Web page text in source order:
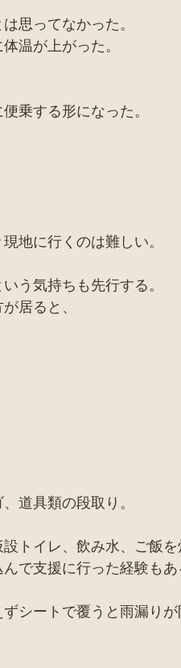
思ってなかった。
温が上がった。
乗する形になった。
地に行くのは難しい。
う気持ちも先行する。
居ると、
道具類の段取り。
トイレ、飲み水、ご飯を
で支援に行った経験も
シートで覆うと雨漏りが